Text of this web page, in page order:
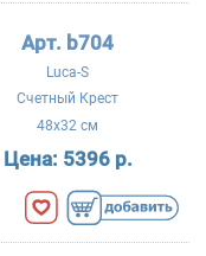
Арт. b704
Luca-S
Счетный Крест
48x32 см
Цена: 5396 р.